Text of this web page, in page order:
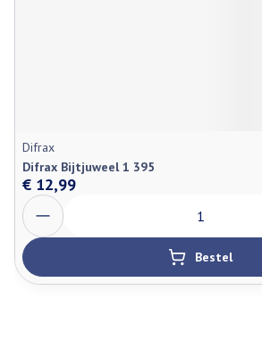
Difrax
Difrax Bijtjuweel 1 395
€ 12,99
Aantal
Bestel